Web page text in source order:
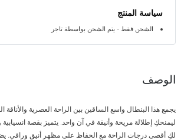
سياسة المنتج
الشحن فقط - يتم الشحن بواسطة تاجر
الوصف
يجمع هذا البنطال واسع الساقين بين الراحة العصرية
ليمنحكِ إطلالة مريحة وأنيقة في آن واحد. يتميز بقصة
لكِ أقصى درجات الراحة مع الحفاظ على مظهر أنيق وراقي.